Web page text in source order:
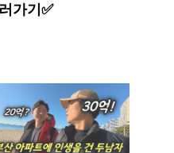
가기✅